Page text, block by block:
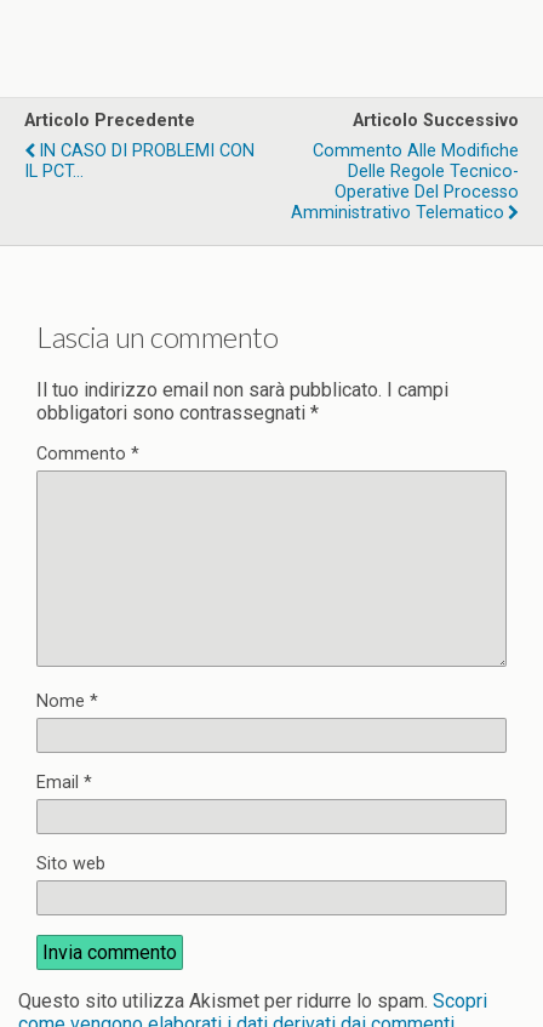
Articolo Precedente
IN CASO DI PROBLEMI CON
IL PCT...
Articolo Successivo
Commento Alle Modifiche
Delle Regole Tecnico-
Operative Del Processo
Amministrativo Telematico
Lascia un commento
Il tuo indirizzo email non sarà pubblicato.
I campi
obbligatori sono contrassegnati *
Commento *
Nome *
Email *
Sito web
Questo sito utilizza Akismet per ridurre lo spam. Scopri